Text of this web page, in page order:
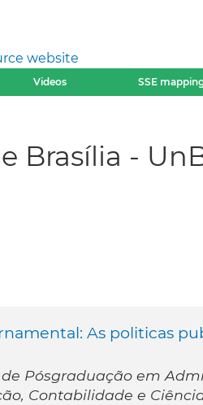
website
Videos SSE
Brasília -
As politicas
Pósgraduação em
Contabilidade e